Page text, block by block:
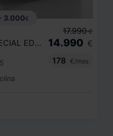
3.000€
1.0 TSI 85KW STYLE SPECIAL EDITION
17.990 €
14.990 €
178
€/mes